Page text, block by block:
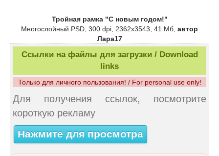
Тройная рамка "С новым годом!"
Многослойный PSD, 300 dpi, 2362х3543, 41 Мб, автор
Лара17
Ссылки на файлы для загрузки / Download
links
Только для личного пользования! / For personal use only!
Для получения ссылок, посмотрите
короткую рекламу
Нажмите для просмотра